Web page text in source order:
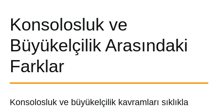
Konsolosluk ve
Büyükelçilik Arasındaki
Farklar
Konsolosluk ve büyükelçilik kavramları sıklıkla